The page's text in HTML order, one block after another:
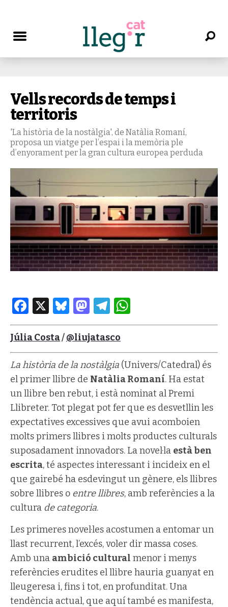
Vells records de temps i
territoris
'La història de la nostàlgia', de Natàlia Romaní,
proposa un viatge per l’espai i la memòria ple
d’enyorament per la gran cultura europea perduda
Facebook
X Bluesky
Mastodon
Telegram
Júlia Costa/@liujatasco
La història de la nostàlgia (Univers/Catedral) és
el primer llibre de Natàlia Romaní. Ha estat
un llibre ben rebut, i està nominat al Premi
Llibreter. Tot plegat pot fer que es desvetllin les
expectatives excessives que avui acomboien
molts primers llibres i molts productes culturals
suposadament innovadors. La novel·la està ben
escrita, té aspectes interessant i incideix en el
que gairebé ha esdevingut un gènere, els llibres
sobre llibres o entre llibres, amb referències a la
cultura de categoria.
Les primeres novel·les acostumen a entomar un
llast recurrent, l’excés, voler dir massa coses.
Amb una ambició cultural menor i menys
referències erudites el llibre hauria guanyat en
lleugeresa i, fins i tot, en profunditat. Una
tendència actual, que aquí també es manifesta,